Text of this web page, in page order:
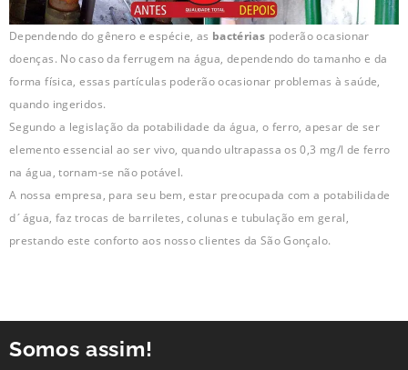
Dependendo do gênero e espécie, as bactérias poderão ocasionar
doenças. No caso da ferrugem na água, dependendo do tamanho e da
forma física, essas partículas poderão ocasionar problemas à saúde,
quando ingeridos.
Segundo a legislação da potabilidade da água, o ferro, apesar de ser
elemento essencial ao ser vivo, quando ultrapassa os 0,3 mg/l de ferro
na água, tornam-se não potável.
A nossa empresa, para seu bem, estar preocupada com a potabilidade
d´água, faz trocas de barriletes, colunas e tubulação em geral,
prestando este conforto aos nosso clientes da São Gonçalo.
Somos assim!